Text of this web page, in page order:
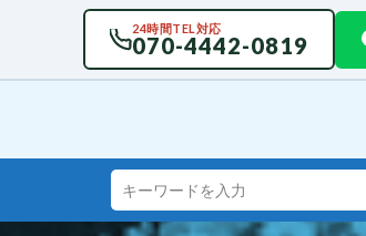
24時間TEL対応
070-4442-0819